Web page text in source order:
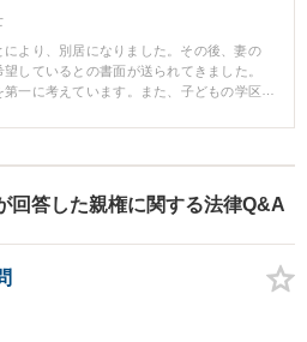
により、別居になりました。その後、妻の
しているとの書面が送られてきました。
一に考えています。また、子どもの学区
育費を支払うことになりました。 また、
者様がお子様を育てていたこともあり、
当事者双方に代理人が就任したことで、
回答した親権に関する法律Q&A